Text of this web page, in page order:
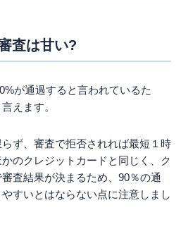
査は甘い?
が通過すると言われているた
えます。
ず、審査で拒否されれば最短１時
のクレジットカードと同じく、ク
査結果が決まるため、90％の通
すいとはならない点に注意しまし